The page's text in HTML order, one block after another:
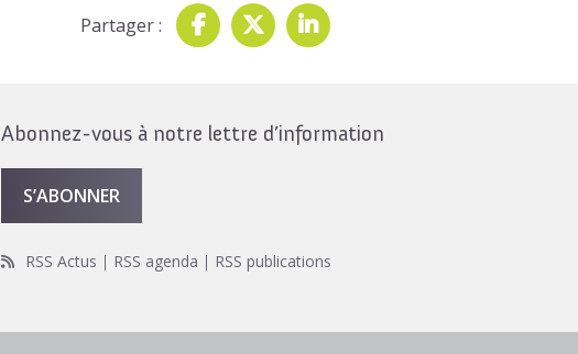
Partager :
Abonnez-vous à notre lettre d’information
S’ABONNER
RSS Actus RSS agenda RSS publications